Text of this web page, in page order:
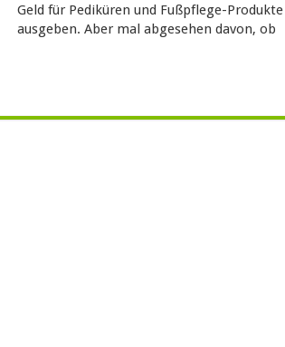
Geld für Pediküren und Fußpflege-Produkte
ausgeben. Aber mal abgesehen davon, ob